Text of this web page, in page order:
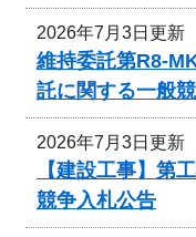
2026年7月3日更新
維持委託第R8-
託に関する一般
2026年7月3日更新
【建設工事】
競争入札公告